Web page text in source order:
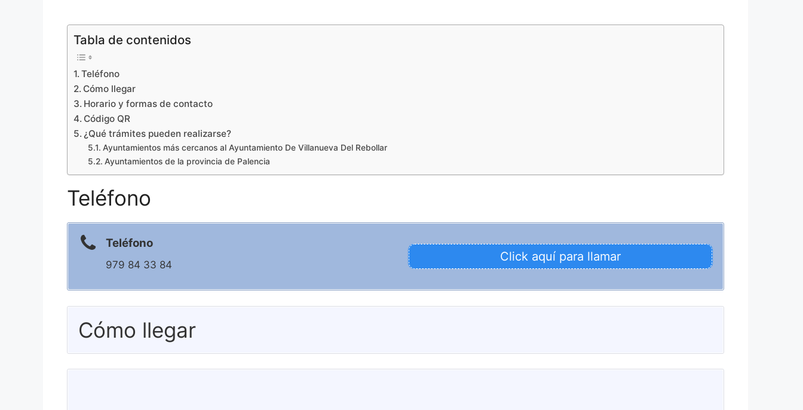
Tabla de contenidos
Teléfono
Cómo llegar
Horario y formas de contacto
Código QR
¿Qué trámites pueden realizarse?
Ayuntamientos más cercanos al Ayuntamiento De Villanueva Del Rebollar
Ayuntamientos de la provincia de Palencia
Teléfono
Teléfono
979 84 33 84
Click aquí para llamar
Cómo llegar